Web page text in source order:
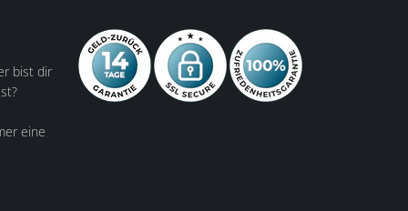
bist dir
eine